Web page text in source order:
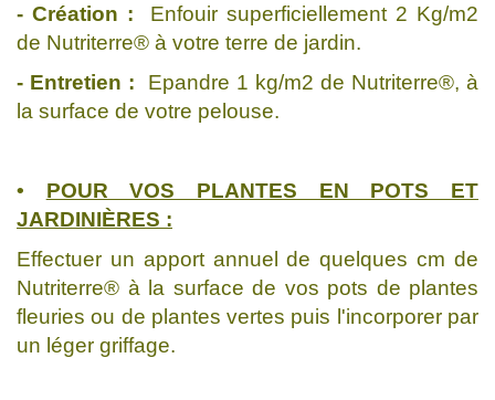
- Création : Enfouir superficiellement 2 Kg/m2
de Nutriterre® à votre terre de jardin.
- Entretien :
Epandre 1 kg/m2 de Nutriterre®, à
la surface de votre pelouse.
• POUR VOS PLANTES EN POTS ET
JARDINIÈRES :
Effectuer un apport annuel de quelques cm de
Nutriterre® à la surface de vos pots de plantes
fleuries ou de plantes vertes puis l'incorporer par
un léger griffage.